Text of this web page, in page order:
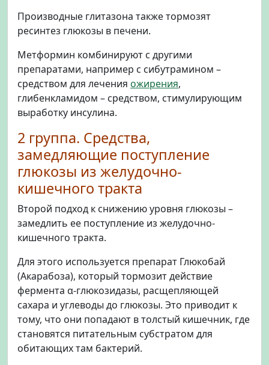
Производные глитазона также тормозят
ресинтез глюкозы в печени.
Метформин комбинируют с другими
препаратами, например с сибутрамином –
средством для лечения ожирения,
глибенкламидом – средством, стимулирующим
выработку инсулина.
2 группа. Средства,
замедляющие поступление
глюкозы из желудочно-
кишечного тракта
Второй подход к снижению уровня глюкозы –
замедлить ее поступление из желудочно-
кишечного тракта.
Для этого используется препарат Глюкобай
(Акарабоза), который тормозит действие
фермента α-глюкозидазы, расщепляющей
сахара и углеводы до глюкозы. Это приводит к
тому, что они попадают в толстый кишечник, где
становятся питательным субстратом для
обитающих там бактерий.